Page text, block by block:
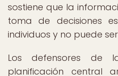
sostiene que la
toma de decisiones
individuos y no puede
Los defensores de
planificación central